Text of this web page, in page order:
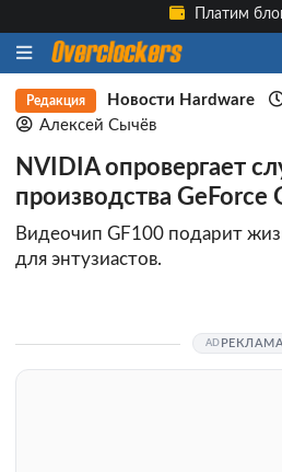
Платим
Редакция Новости Hardware
Алексей Сычёв
NVIDIA опровергает
производства GeForce
Видеочип GF100 подарит
для энтузиастов.
РЕКЛАМА